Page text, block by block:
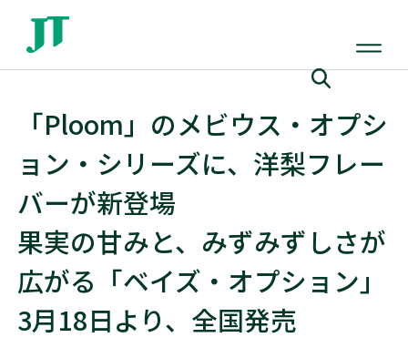
「Ploom」のメビウス・オプシ
ョン・シリーズに、洋梨フレー
バーが新登場
果実の甘みと、みずみずしさが
広がる「ベイズ・オプション」
3月18日より、全国発売